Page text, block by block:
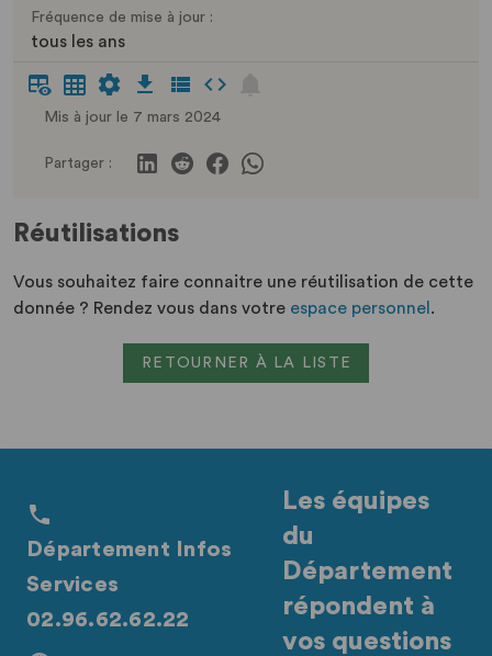
Fréquence de mise à jour :
tous les ans
Mis à jour le 7 mars 2024
Partager :
Réutilisations
Vous souhaitez faire connaitre une réutilisation de cette
donnée ? Rendez vous dans votre espace personnel .
RETOURNER À LA LISTE
Département Infos
Services
02.96.62.62.22
Les équipes
du
Département
répondent à
vos questions